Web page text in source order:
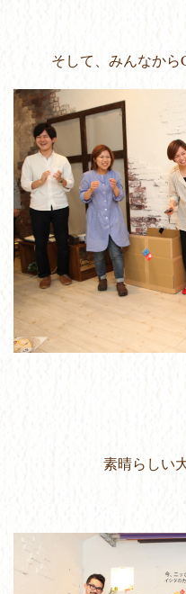
そして、みんなか
素晴らしい